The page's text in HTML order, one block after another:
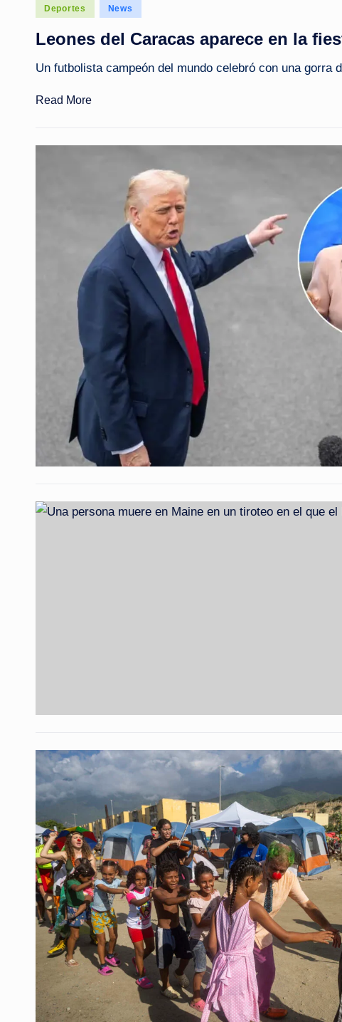
Posted
Deportes News
Leones del Caracas aparece en la
Un futbolista campeón del mundo celebró con una
Read More